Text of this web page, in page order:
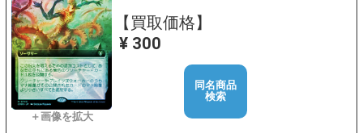
【買取価格】
¥ 300
同名商品
検索